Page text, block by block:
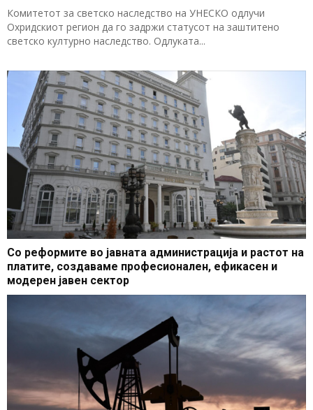
Комитетот за светско наследство на УНЕСКО одлучи
Охридскиот регион да го задржи статусот на заштитено
светско културно наследство. Одлуката...
Со реформите во јавната администрација и растот на
платите, создаваме професионален, ефикасен и
модерен јавен сектор